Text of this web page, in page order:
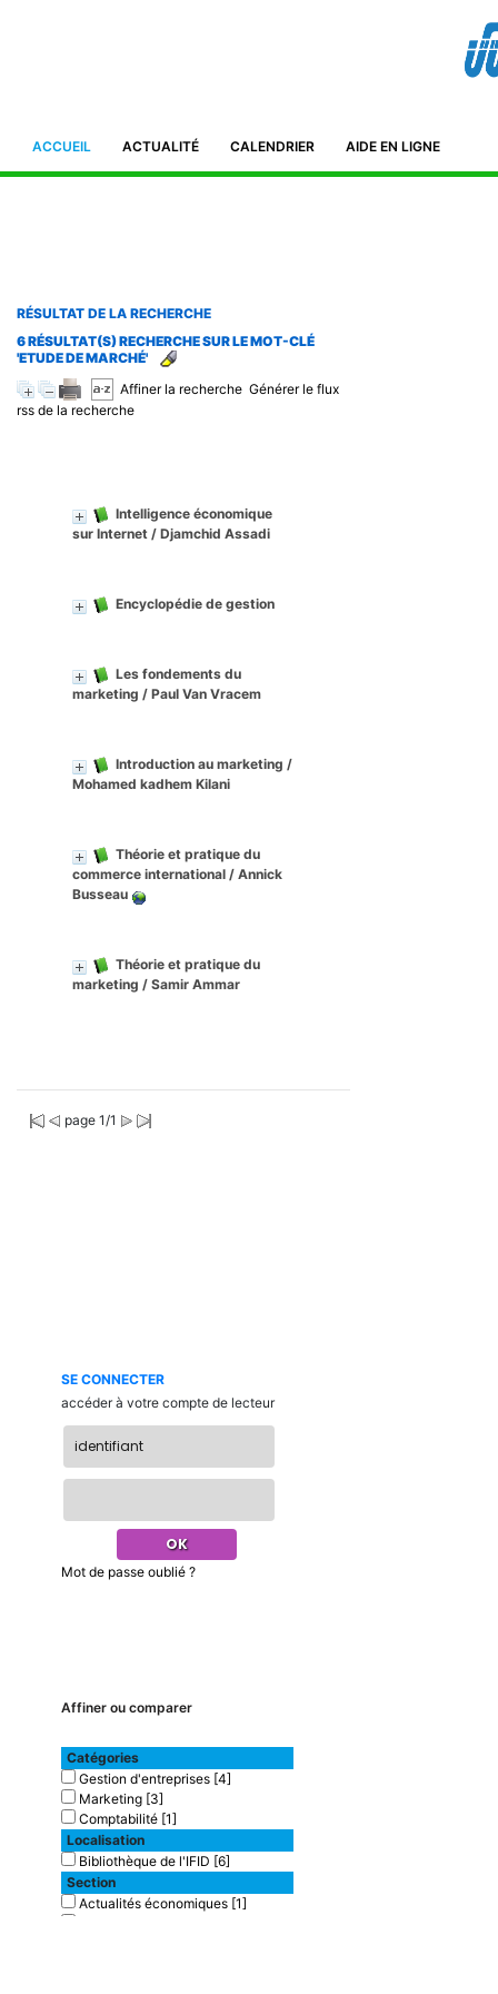
RÉSULTAT DE LA RECHERCHE
6 RÉSULTAT(S) RECHERCHE SUR LE MOT-CLÉ
'ETUDE DE MARCHÉ'
Affiner la recherche Générer le flux
rss de la recherche
Intelligence économique
sur Internet / Djamchid Assadi
Encyclopédie de gestion
Les fondements du
marketing / Paul Van Vracem
Introduction au marketing /
Mohamed kadhem Kilani
Théorie et pratique du
commerce international / Annick
Busseau
Théorie et pratique du
marketing / Samir Ammar
page 1/1
ACCUEIL ACTUALITÉ CALENDRIER AIDE EN LIGNE
SE CONNECTER
accéder à votre compte de lecteur
Mot de passe oublié ?
Affiner ou comparer
Catégories
Gestion d'entreprises [4]
Marketing [3]
Comptabilité [1]
Localisation
Bibliothèque de l'IFID [6]
Section
Actualités économiques [1]